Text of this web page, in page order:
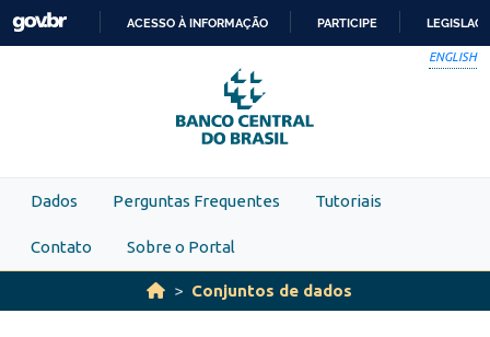
Skip to main content
PARA
O
CONTEÚDO
ACESSO À INFORMAÇÃO PARTICIPE
ENGLISH
Dados Perguntas Frequentes Tutoriais
Contato Sobre o Portal
Conjuntos de dados